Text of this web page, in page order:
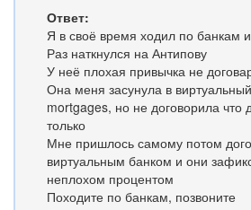
Ответ:
Я в своё время ходил по банкам
Раз наткнулся на Антипову
У неё плохая привычка не
Она меня засунула в
mortgages, но не договорила что
только
Мне пришлось самому потом
виртуальным банком и они
неплохом процентом
Походите по банкам, позвоните